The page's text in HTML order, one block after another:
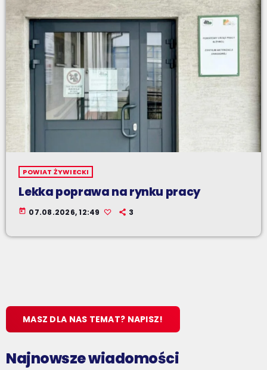
POWIAT ŻYWIECKI
Lekka poprawa na rynku pracy
today 07.08.2026, 12:49 3
MASZ DLA NAS TEMAT? NAPISZ!
Najnowsze wiadomości